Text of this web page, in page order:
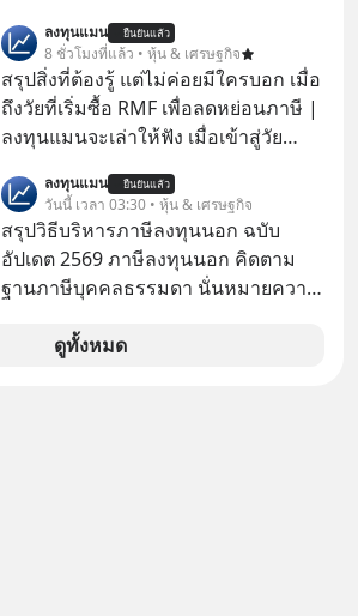
ทันที มาฟัง “ป้าเก๋าเล่ากลโกง” เพื่อรู้ทัน
มุกหลอกลวงในคราบความน่าเชื่อถือ
กันค่ะ #แก้เกมกลโกง #ป้าเก๋าเล่ากล
โกง #LivesSustainably #อยู่อย่าง
ยั่งยืน #CyberSecurity #ป้าเก๋า
#FraudEducation #FinancialLiteracy
#DigitalBankWithHumanTouch
ลงทุนแมน ยืนยันแล้ว
8 ชั่วโมงที่แล้ว • หุ้น & เศรษฐกิจ
สรุปสิ่งที่ต้องรู้ แต่ไม่ค่อยมีใครบอก เมื่อ
ถึงวัยที่เริ่มซื้อ RMF เพื่อลดหย่อนภาษี |
ลงทุนแมนจะเล่าให้ฟัง เมื่อเข้าสู่วัย
ภาษี หลายคนมักได้รับคำแนะนำให้
ลงทุนใน RMF เพราะนอกจากจะช่วยลด
หย่อนภาษีได้แล้ว ยังเป็นโอกาสในการ
สร้างความมั่งคั่งระยะยาว แต่น้อยคน
นักที่จะลงลึกว่า ถ้าลงทุนใน RMF ควรรู้
อะไรบ้าง ควรดู ตรงไหน ทำอย่างไร ถึง
จะดีกับเรา แล้วเราควรรู้ข้อมูลอะไร
ลงทุนแมน ยืนยันแล้ว
วันนี้ เวลา 03:30 • หุ้น & เศรษฐกิจ
สรุปวิธีบริหารภาษีลงทุนนอก ฉบับ
อัปเดต 2569 ภาษีลงทุนนอก คิดตาม
ฐานภาษีบุคคลธรรมดา นั่นหมายความ
ดูทั้งหมด